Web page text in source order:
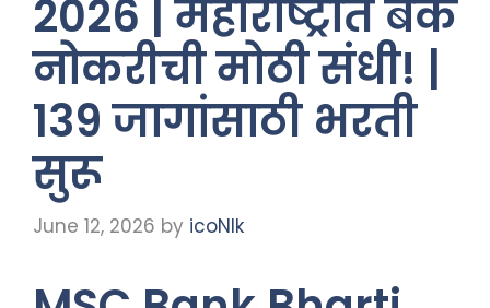
2026 | महाराष्ट्रात बँक
नोकरीची मोठी संधी! |
139 जागांसाठी भरती
सुरू
June 12, 2026 by icoNIk